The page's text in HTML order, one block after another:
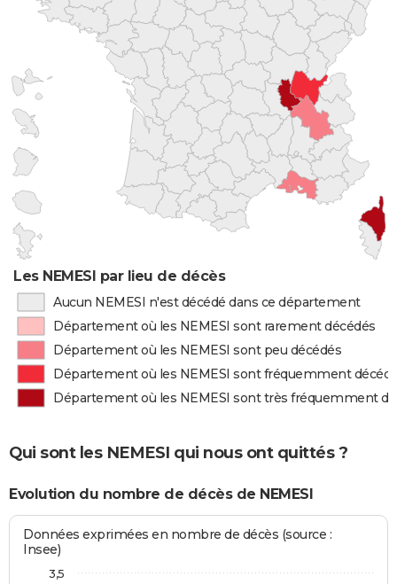
Les NEMESI par lieu de décès
Aucun NEMESI n'est décédé dans ce département
Département où les NEMESI sont rarement décédés
Département où les NEMESI sont peu décédés
Département où les NEMESI sont fréquemment
Département où les NEMESI sont très fréquemment
Qui sont les NEMESI qui nous ont quittés ?
Evolution du nombre de décès de NEMESI
Données exprimées en nombre de décès (source :
Insee)
3,5